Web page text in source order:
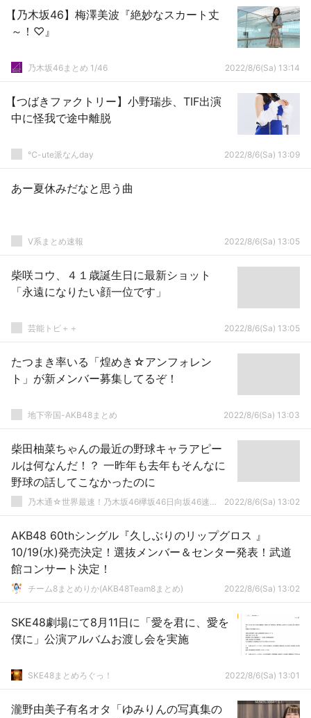
【乃木坂46】梅澤美波『絶妙なスカート丈
～！♡』
乃木坂46まとめ 1/46 2022/8/6(Sa) 13:14
【つばきファクトリー】小野瑞歩、TIF出演
中に怪我で途中離脱
℃-ute派なんday 2022/8/6(Sa) 13:09
あー夏休みだなと思う曲
V系まとめ速報 2022/8/6(Sa) 13:05
柴咲コウ、４１歳誕生日に最新ショット
「永遠になりたい顔一位です」
芸能トピ＋＋ 2022/8/6(Sa) 13:05
たつまき率いる「煌めき☆アンフォレン
ト」が新メンバー募集してるぞ！
地下帝国-AKB48まとめ 2022/8/6(Sa) 13:03
柴田柚菜ちゃんの最近の野球キャラアピー
ルは何なんだ！？ 一昨年も去年もそんなに
野球の話してこなかったのに
乃木通☆世界最速！乃木坂46欅坂46日向坂46速報まとめ 2022/8/6(Sa) 13:02
AKB48 60thシングル『久しぶりのリップグロス 』
10/19(水)発売決定！選抜メンバー＆センター発表！武道
館コンサート決定！
チーム8まとめりか(AKB48Team8まとめ) 2022/8/6(Sa) 13:02
SKE48劇場にて8月11日に「愛を君に、愛を
僕に」公演アルバムお渡し会を実施
SKE48まとめろぐっ！ 2022/8/6(Sa) 13:01
瀧野由美子有名オタ「ゆみりんの写真集の